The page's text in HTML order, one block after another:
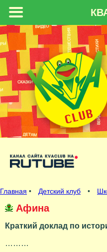
Главная • Детский клуб •
Афина
Краткий доклад по
………